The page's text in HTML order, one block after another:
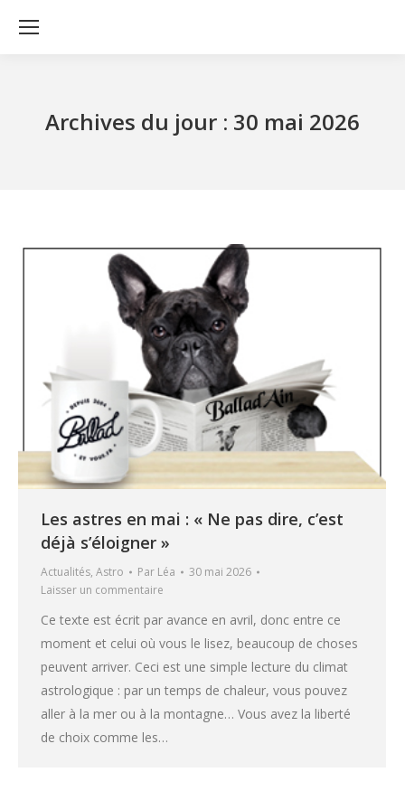
Archives du jour : 30 mai 2026
Les astres en mai : « Ne pas dire, c’est
déjà s’éloigner »
Actualités, Astro Par Léa
30 mai 2026
Laisser un commentaire
Ce texte est écrit par avance en avril, donc entre ce
moment et celui où vous le lisez, beaucoup de choses
peuvent arriver. Ceci est une simple lecture du climat
astrologique : par un temps de chaleur, vous pouvez
aller à la mer ou à la montagne… Vous avez la liberté
de choix comme les…